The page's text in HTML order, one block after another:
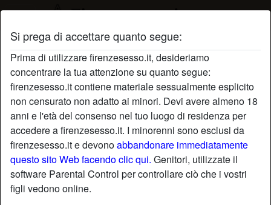
Si prega di accettare quanto segue:
Prima di utilizzare firenzesesso.it, desideriamo
concentrare la tua attenzione su quanto segue:
firenzesesso.it contiene materiale sessualmente esplicito
non censurato non adatto ai minori. Devi avere almeno 18
anni e l'età del consenso nel tuo luogo di residenza per
accedere a firenzesesso.it. I minorenni sono esclusi da
firenzesesso.it e devonoabbandonare immediatamente
questo sito Web facendo clic qui. Genitori, utilizzate il
software Parental Control per controllare ciò che i vostri
figli vedono online.
Profilo di Pierla